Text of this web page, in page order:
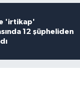
'irtikap'
12 şüpheliden